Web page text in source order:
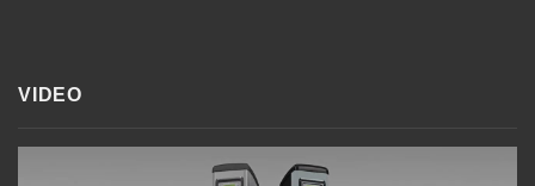
VIDEO